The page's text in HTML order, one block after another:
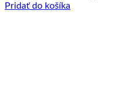
Pridať do košíka